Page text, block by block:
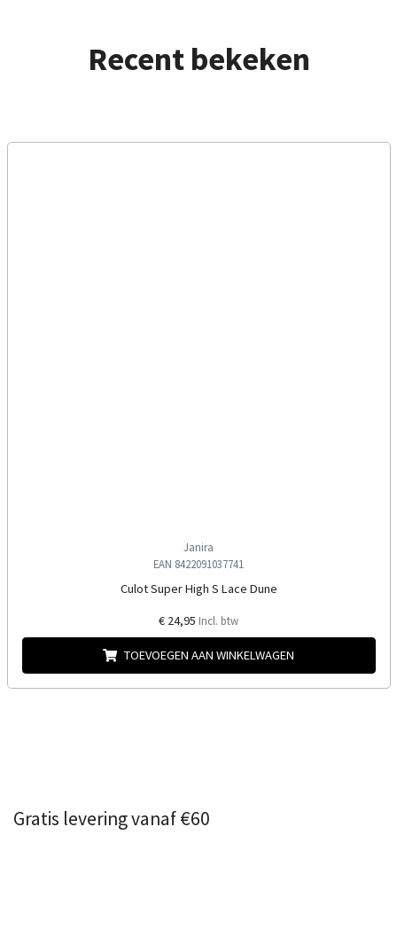
Recent bekeken
Janira
EAN 8422091037741
Culot Super High S Lace Dune
€ 24,95 Incl. btw
TOEVOEGEN AAN WINKELWAGEN
Gratis levering vanaf €60